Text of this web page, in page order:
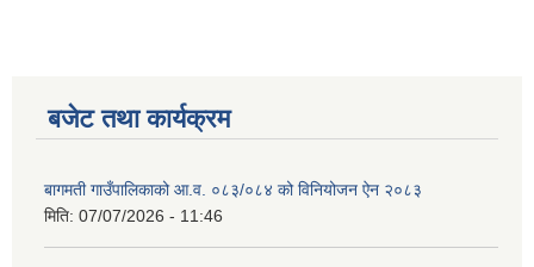
बजेट तथा कार्यक्रम
बागमती गाउँपालिकाको आ.व. ०८३/०८४ को विनियोजन ऐन २०८३
मिति: 07/07/2026 - 11:46